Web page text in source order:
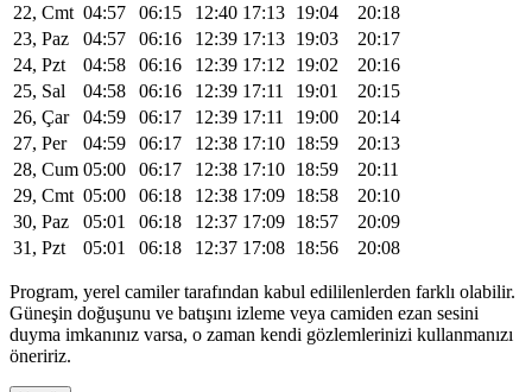
22, Cmt 04:57 06:15 12:40 17:13 19:04
20:18
23, Paz
04:57 06:16 12:39 17:13 19:03
20:17
24, Pzt
04:58 06:16 12:39 17:12 19:02
20:16
25, Sal
04:58 06:16 12:39 17:11 19:01
20:15
26, Çar
04:59 06:17 12:39 17:11 19:00
20:14
27, Per
04:59 06:17 12:38 17:10 18:59
20:13
28, Cum 05:00 06:17 12:38 17:10 18:59
20:11
29, Cmt 05:00 06:18 12:38 17:09 18:58
20:10
30, Paz
05:01 06:18 12:37 17:09 18:57
20:09
31, Pzt
05:01 06:18 12:37 17:08 18:56 20:08
Program, yerel camiler tarafından kabul edililenlerden farklı olabilir.
Güneşin doğuşunu ve batışını izleme veya camiden ezan sesini
duyma imkanınız varsa, o zaman kendi gözlemlerinizi kullanmanızı
öneririz.